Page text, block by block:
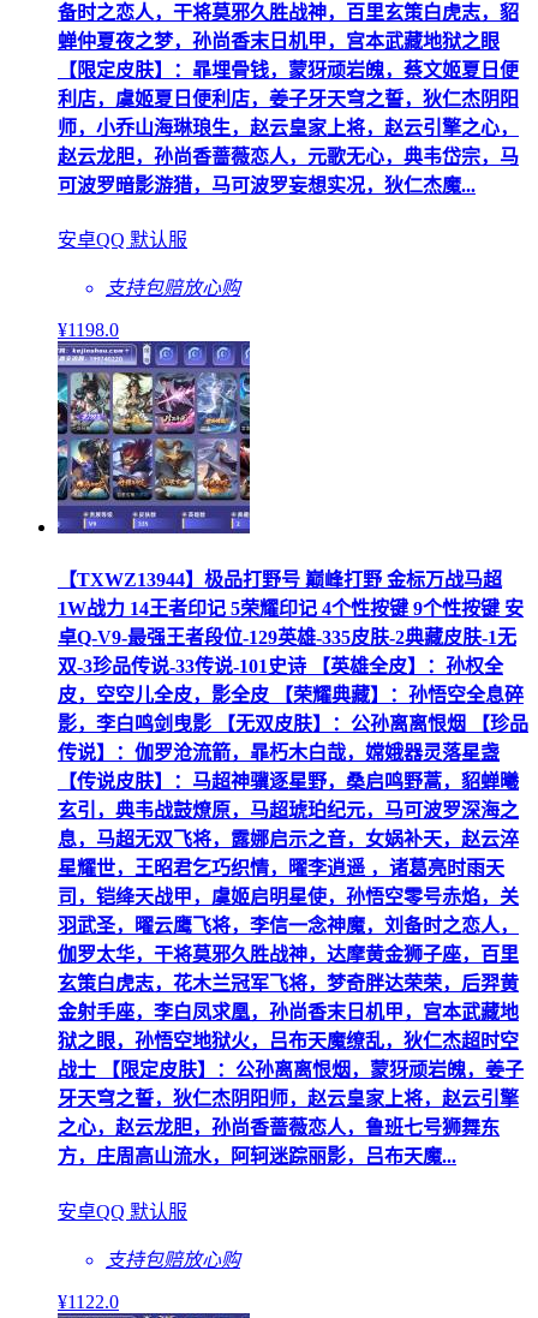
备时之恋人，干将莫邪久胜战神，百里玄策白虎志，貂
蝉仲夏夜之梦，孙尚香末日机甲，宫本武藏地狱之眼
【限定皮肤】：暃埋骨钱，蒙犽顽岩魄，蔡文姬夏日便
利店，虞姬夏日便利店，姜子牙天穹之誓，狄仁杰阴阳
师，小乔山海琳琅生，赵云皇家上将，赵云引擎之心，
赵云龙胆，孙尚香蔷薇恋人，元歌无心，典韦岱宗，马
可波罗暗影游猎，马可波罗妄想实况，狄仁杰魔...
安卓QQ 默认服
支持包赔放心购
¥1198.0
【TXWZ13944】极品打野号 巅峰打野 金标万战马超
1W战力 14王者印记 5荣耀印记 4个性按键 9个性按键 安
卓Q-V9-最强王者段位-129英雄-335皮肤-2典藏皮肤-1无
双-3珍品传说-33传说-101史诗 【英雄全皮】：孙权全
皮，空空儿全皮，影全皮 【荣耀典藏】：孙悟空全息碎
影，李白鸣剑曳影 【无双皮肤】：公孙离离恨烟 【珍品
传说】：伽罗沧流箭，暃朽木白哉，嫦娥器灵落星盏
【传说皮肤】：马超神骥逐星野，桑启鸣野蒿，貂蝉曦
玄引，典韦战鼓燎原，马超琥珀纪元，马可波罗深海之
息，马超无双飞将，露娜启示之音，女娲补天，赵云淬
星耀世，王昭君乞巧织情，曜李逍遥 ，诸葛亮时雨天
司，铠绛天战甲，虞姬启明星使，孙悟空零号赤焰，关
羽武圣，曜云鹰飞将，李信一念神魔，刘备时之恋人，
伽罗太华，干将莫邪久胜战神，达摩黄金狮子座，百里
玄策白虎志，花木兰冠军飞将，梦奇胖达荣荣，后羿黄
金射手座，李白凤求凰，孙尚香末日机甲，宫本武藏地
狱之眼，孙悟空地狱火，吕布天魔缭乱，狄仁杰超时空
战士 【限定皮肤】：公孙离离恨烟，蒙犽顽岩魄，姜子
牙天穹之誓，狄仁杰阴阳师，赵云皇家上将，赵云引擎
之心，赵云龙胆，孙尚香蔷薇恋人，鲁班七号狮舞东
方，庄周高山流水，阿轲迷踪丽影，吕布天魔...
安卓QQ 默认服
支持包赔放心购
¥1122.0